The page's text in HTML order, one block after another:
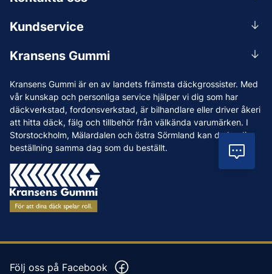
Kransens Gummi är en av landets främsta däckgrossister. Med
vår kunskap och personliga service hjälper vi dig som har
däckverkstad, fordonsverkstad, är bilhandlare eller driver åkeri
att hitta däck, fälg och tillbehör från välkända varumärken. I
Storstockholm, Mälardalen och östra Sörmland kan du ha din
beställning samma dag som du beställt.
Kundservice
Leverans
Reklamation & återköp
Betalning & faktura
Köpvillkor
Vanliga frågor och svar
Kransens Gummi
Vi som jobbar på Kransens Gummi
Jobba hos oss
Nyheter
Tips & Råd
Varumärken
Våra Verkstäder
Press
0156-409 00
Mån-Tors 07.30-16:30, Fre 07.30-15.00.
Lunchstängt 12:00-12:30
Följ oss på Facebook